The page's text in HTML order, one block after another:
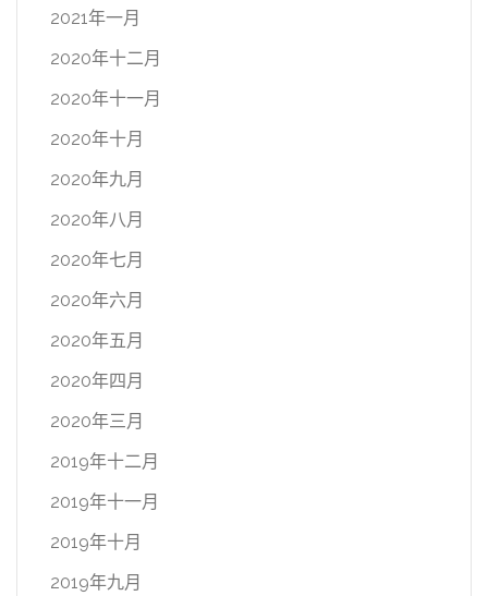
2021年一月
2020年十二月
2020年十一月
2020年十月
2020年九月
2020年八月
2020年七月
2020年六月
2020年五月
2020年四月
2020年三月
2019年十二月
2019年十一月
2019年十月
2019年九月